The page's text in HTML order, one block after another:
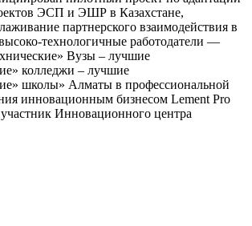
ЭСП и ЭШР в Казахстане,
партнерского взаимодействия в
технологичные работодатели —
Вузы – лучшие
колледжи – лучшие
школы» Алматы в профессиональной
инновационным бизнесом Lement Pro
Инновационного центра